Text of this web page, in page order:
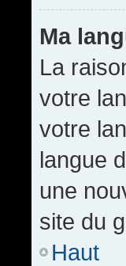
Ma
La
votre
votre
langue
une
site du
Haut